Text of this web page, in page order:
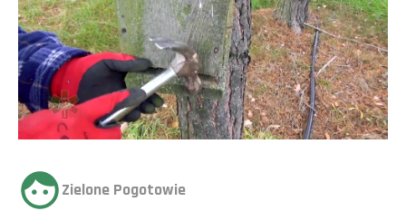
Zielone Pogotowie